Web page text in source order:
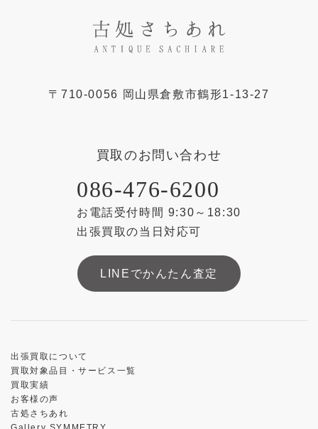
〒710-0056 岡山県倉敷市鶴形1-13-27
買取のお問い合わせ
086-476-6200
お電話受付時間 9:30～18:30
出張買取の当日対応可
LINEでかんたん査定
出張買取について
買取対象品目・サービス一覧
買取実績
お客様の声
古処さちあれ